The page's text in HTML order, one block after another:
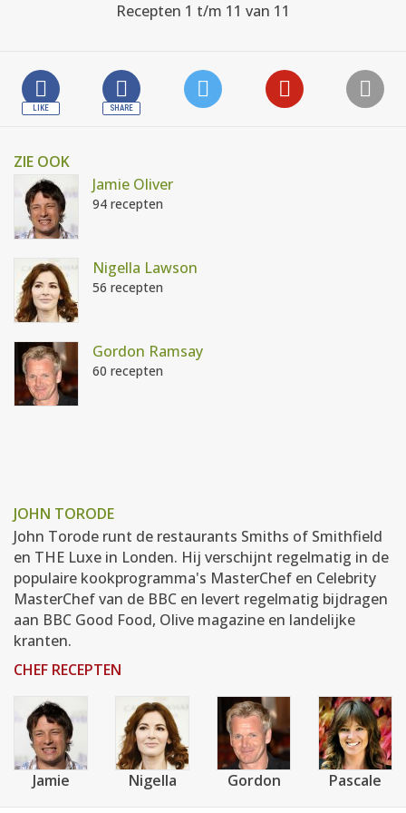
Recepten 1 t/m 11 van 11
ZIE OOK
Jamie Oliver
94 recepten
Nigella Lawson
56 recepten
Gordon Ramsay
60 recepten
JOHN TORODE
John Torode runt de restaurants Smiths of Smithfield
en THE Luxe in Londen. Hij verschijnt regelmatig in de
populaire kookprogramma's MasterChef en Celebrity
MasterChef van de BBC en levert regelmatig bijdragen
aan BBC Good Food, Olive magazine en landelijke
kranten.
CHEF RECEPTEN
Jamie Nigella Gordon Pascale